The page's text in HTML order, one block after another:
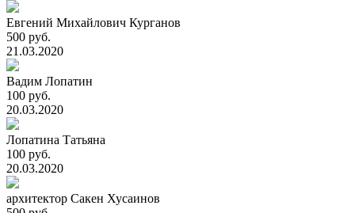
Евгений Михайлович Курганов
500 руб.
21.03.2020
Вадим Лопатин
100 руб.
20.03.2020
Лопатина Татьяна
100 руб.
20.03.2020
архитектор Сакен Хусаинов